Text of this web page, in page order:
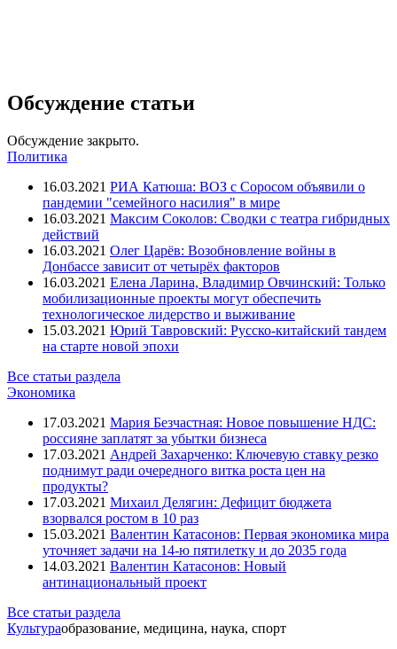
Обсуждение статьи
Обсуждение закрыто.
Политика
16.03.2021 РИА Катюша: ВОЗ с Соросом объявили о
пандемии "семейного насилия" в мире
16.03.2021 Максим Соколов: Сводки с театра гибридных
действий
16.03.2021 Олег Царёв: Возобновление войны в
Донбассе зависит от четырёх факторов
16.03.2021 Елена Ларина, Владимир Овчинский: Только
мобилизационные проекты могут обеспечить
технологическое лидерство и выживание
15.03.2021 Юрий Тавровский: Русско-китайский тандем
на старте новой эпохи
Все статьи раздела
Экономика
17.03.2021 Мария Безчастная: Новое повышение НДС:
россияне заплатят за убытки бизнеса
17.03.2021 Андрей Захарченко: Ключевую ставку резко
поднимут ради очередного витка роста цен на
продукты?
17.03.2021 Михаил Делягин: Дефицит бюджета
взорвался ростом в 10 раз
15.03.2021 Валентин Катасонов: Первая экономика мира
уточняет задачи на 14-ю пятилетку и до 2035 года
14.03.2021 Валентин Катасонов: Новый
антинациональный проект
Все статьи раздела
Культураобразование, медицина, наука, спорт